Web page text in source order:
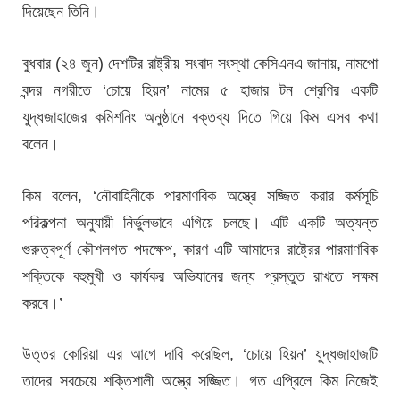
দিয়েছেন তিনি।
বুধবার (২৪ জুন) দেশটির রাষ্ট্রীয় সংবাদ সংস্থা কেসিএনএ জানায়, নামপো
বন্দর নগরীতে ‘চোয়ে হিয়ন’ নামের ৫ হাজার টন শ্রেণির একটি
যুদ্ধজাহাজের কমিশনিং অনুষ্ঠানে বক্তব্য দিতে গিয়ে কিম এসব কথা
বলেন।
কিম বলেন, ‘নৌবাহিনীকে পারমাণবিক অস্ত্রে সজ্জিত করার কর্মসূচি
পরিকল্পনা অনুযায়ী নির্ভুলভাবে এগিয়ে চলছে। এটি একটি অত্যন্ত
গুরুত্বপূর্ণ কৌশলগত পদক্ষেপ, কারণ এটি আমাদের রাষ্ট্রের পারমাণবিক
শক্তিকে বহুমুখী ও কার্যকর অভিযানের জন্য প্রস্তুত রাখতে সক্ষম
করবে।’
উত্তর কোরিয়া এর আগে দাবি করেছিল, ‘চোয়ে হিয়ন’ যুদ্ধজাহাজটি
তাদের সবচেয়ে শক্তিশালী অস্ত্রে সজ্জিত। গত এপ্রিলে কিম নিজেই